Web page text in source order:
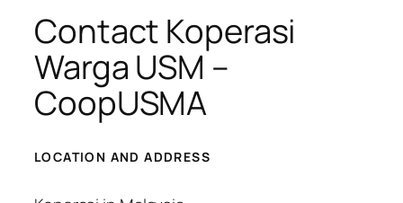
Contact Koperasi
Warga USM –
CoopUSMA
LOCATION AND ADDRESS